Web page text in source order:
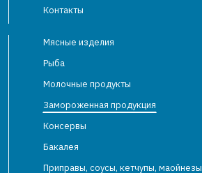
Контакты
Мясные изделия
Рыба
Молочные продукты
Замороженная продукция
Консервы
Бакалея
Приправы, соусы, кетчупы, маойнезы